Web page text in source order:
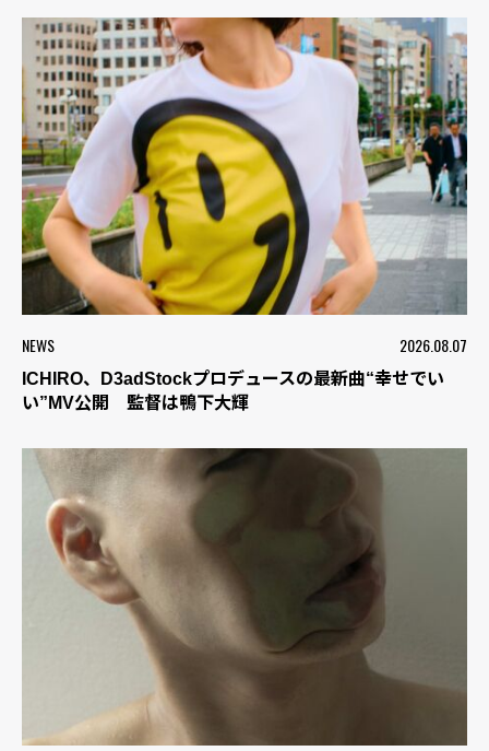
NEWS 2026.08.07
ICHIRO、D3adStockプロデュースの最新曲“幸せでい
い”MV公開 監督は鴨下大輝